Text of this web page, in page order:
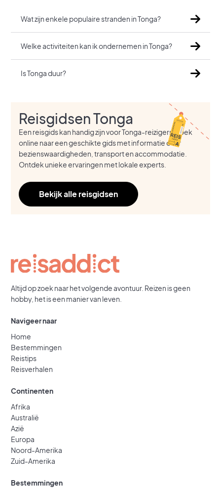
Wat zijn enkele populaire stranden in Tonga?
Welke activiteiten kan ik ondernemen in Tonga?
Is Tonga duur?
Reisgidsen Tonga
Een reisgids kan handig zijn voor Tonga-reizigers. Zoek
online naar een geschikte gids met informatie over
bezienswaardigheden, transport en accommodatie.
Ontdek unieke ervaringen met lokale experts.
Bekijk alle reisgidsen
Altijd op zoek naar het volgende avontuur. Reizen is geen
hobby, het is een manier van leven.
Navigeer naar
Home
Bestemmingen
Reistips
Reisverhalen
Continenten
Afrika
Australië
Azië
Europa
Noord-Amerika
Zuid-Amerika
Bestemmingen